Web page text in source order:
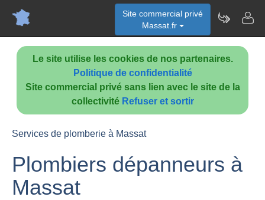
Le site utilise les cookies de nos partenaires.
Politique de confidentialité
Site commercial privé sans lien avec le site de la
collectivité Refuser et sortir
Site commercial privé
Massat.fr
Services de plomberie à Massat
Plombiers dépanneurs à
Massat